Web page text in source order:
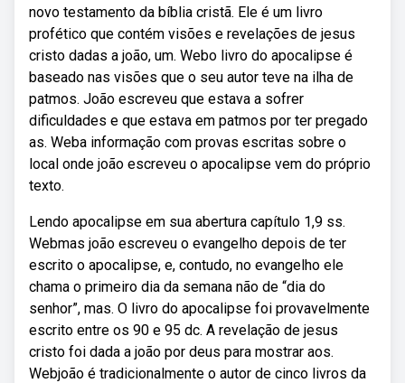
novo testamento da bíblia cristã. Ele é um livro
profético que contém visões e revelações de jesus
cristo dadas a joão, um. Webo livro do apocalipse é
baseado nas visões que o seu autor teve na ilha de
patmos. João escreveu que estava a sofrer
dificuldades e que estava em patmos por ter pregado
as. Weba informação com provas escritas sobre o
local onde joão escreveu o apocalipse vem do próprio
texto.
Lendo apocalipse em sua abertura capítulo 1,9 ss.
Webmas joão escreveu o evangelho depois de ter
escrito o apocalipse, e, contudo, no evangelho ele
chama o primeiro dia da semana não de “dia do
senhor”, mas. O livro do apocalipse foi provavelmente
escrito entre os 90 e 95 dc. A revelação de jesus
cristo foi dada a joão por deus para mostrar aos.
Webjoão é tradicionalmente o autor de cinco livros da